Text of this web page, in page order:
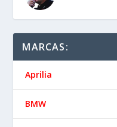
MARCAS:
Aprilia
BMW